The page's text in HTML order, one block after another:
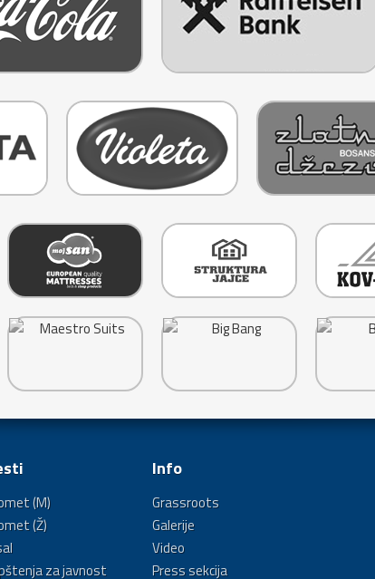
(M)
(Ž)
za javnost
Info
Grassroots
Galerije
Video
Press sekcija